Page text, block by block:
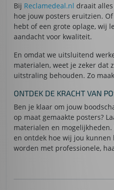
Bij Reclamedeal.nl draait
hoe jouw posters eruitzien.
hebt of een grote oplage, wij
aandacht voor kwaliteit.
En omdat we uitsluitend
materialen, weet je zeker dat
uitstraling behouden. Zo
ONTDEK DE KRACHT VAN
Ben je klaar om jouw
op maat gemaakte posters?
materialen en mogelijkheden.
en ontdek hoe wij jou
worden met professionele,